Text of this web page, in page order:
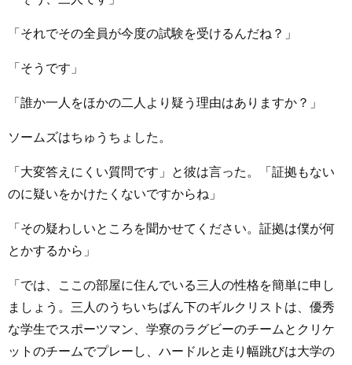
「それでその全員が今度の試験を受けるんだね？」
「そうです」
「誰か一人をほかの二人より疑う理由はありますか？」
ソームズはちゅうちょした。
「大変答えにくい質問です」と彼は言った。「証拠もない
のに疑いをかけたくないですからね」
「その疑わしいところを聞かせてください。証拠は僕が何
とかするから」
「では、ここの部屋に住んでいる三人の性格を簡単に申し
ましょう。三人のうちいちばん下のギルクリストは、優秀
な学生でスポーツマン、学寮のラグビーのチームとクリケ
ットのチームでプレーし、ハードルと走り幅跳びは大学の